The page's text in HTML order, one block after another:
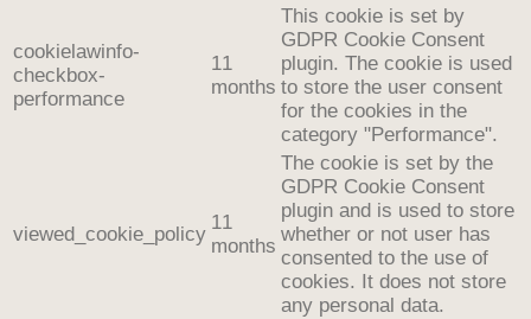
cookielawinfo-
checkbox-
performance
11
months
This cookie is set by
GDPR Cookie Consent
plugin. The cookie is used
to store the user consent
for the cookies in the
category "Performance".
viewed_cookie_policy
11
months
The cookie is set by the
GDPR Cookie Consent
plugin and is used to store
whether or not user has
consented to the use of
cookies. It does not store
any personal data.